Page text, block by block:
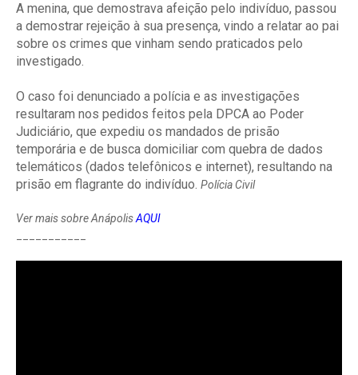
A menina, que demostrava afeição pelo indivíduo, passou
a demostrar rejeição à sua presença, vindo a relatar ao pai
sobre os crimes que vinham sendo praticados pelo
investigado.
O caso foi denunciado a polícia e as investigações
resultaram nos pedidos feitos pela DPCA ao Poder
Judiciário, que expediu os mandados de prisão
temporária e de busca domiciliar com quebra de dados
telemáticos (dados telefônicos e internet), resultando na
prisão em flagrante do indivíduo. Polícia Civil
Ver mais sobre AnápolisAQUI